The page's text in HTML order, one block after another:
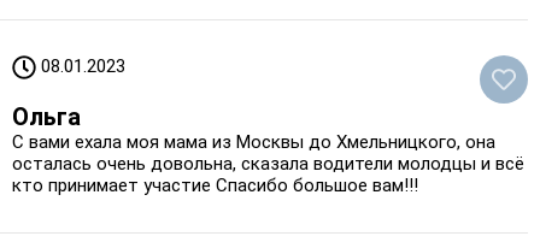
08.01.2023
Ольга
С вами ехала моя мама из Москвы до Хмельницкого, она
осталась очень довольна, сказала водители молодцы и всё
кто принимает участие Спасибо большое вам!!!